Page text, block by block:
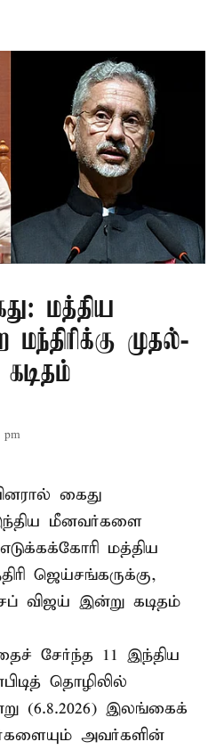
மத்திய
மந்திரிக்கு முதல்-
pm
கைது
மீனவர்களை
மத்திய
ஜெய்சங்கருக்கு,
விஜய் இன்று கடிதம்
சேர்ந்த 11 இந்திய
தொழிலில்
(6.8.2026) இலங்கைக்
அவர்களின்